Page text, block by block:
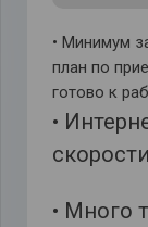
• Минимум
план по
готово к
•
• Много